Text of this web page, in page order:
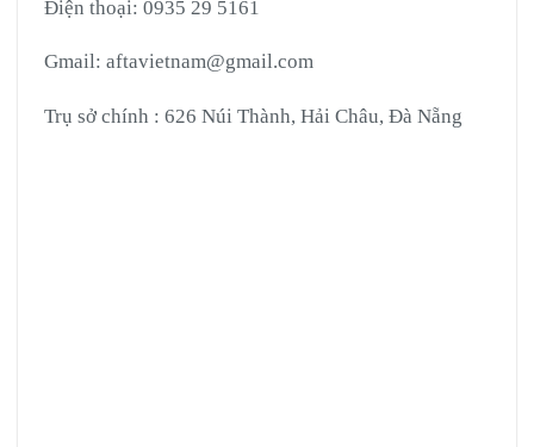
Điện thoại: 0935 29 5161
Gmail: aftavietnam@gmail.com
Trụ sở chính : 626 Núi Thành, Hải Châu, Đà Nẵng